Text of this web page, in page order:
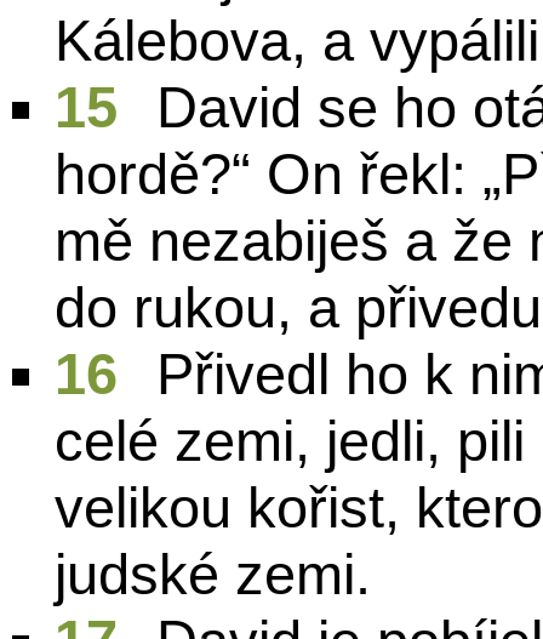
Kálebova, a
15
David se ho
hordě?“ On řekl:
mě nezabiješ a že
do rukou, a
16
Přivedl ho k
celé zemi, jedli,
velikou kořist,
judské zemi.